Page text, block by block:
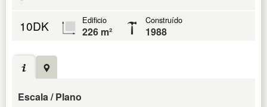
10DK Edificio
226 m²
Construído
1988
Escala / Plano